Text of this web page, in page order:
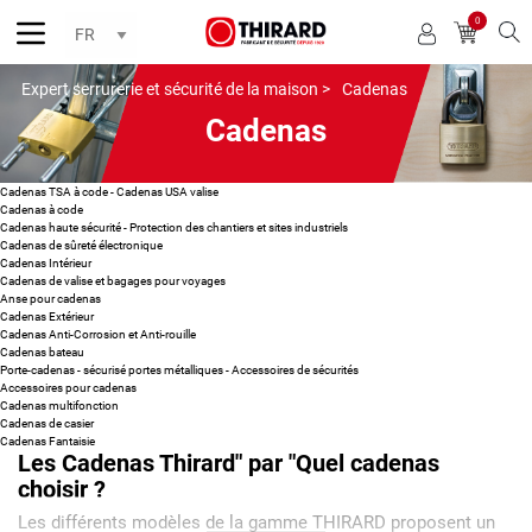
0
Expert serrurerie et sécurité de la maison > Cadenas
Cadenas
Cadenas TSA à code - Cadenas USA valise
Cadenas à code
Cadenas haute sécurité - Protection des chantiers et sites industriels
Cadenas de sûreté électronique
Cadenas Intérieur
Cadenas de valise et bagages pour voyages
Anse pour cadenas
Cadenas Extérieur
Cadenas Anti-Corrosion et Anti-rouille
Cadenas bateau
Porte-cadenas - sécurisé portes métalliques - Accessoires de sécurités
Accessoires pour cadenas
Cadenas multifonction
Cadenas de casier
Cadenas Fantaisie
Les Cadenas Thirard" par "Quel cadenas
choisir ?
Les différents modèles de la gamme THIRARD proposent un